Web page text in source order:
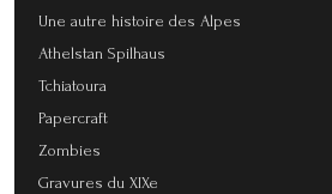
Une autre histoire des Alpes
Athelstan Spilhaus
Tchiatoura
Papercraft
Zombies
Gravures du XIXe